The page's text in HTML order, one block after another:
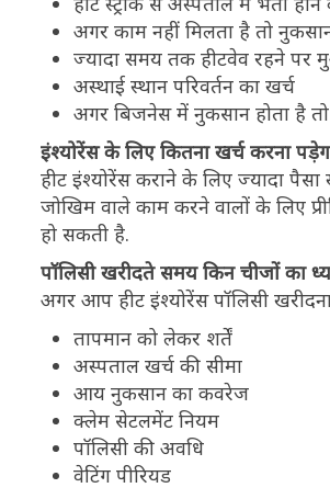
अगर काम नहीं मिलता है तो
ज्यादा समय तक हीटवेव रहने पर
अस्थाई स्थान परिवर्तन का खर्च
अगर बिजनेस में नुकसान होता है
इंश्योरेंस के लिए कितना खर्च करना
हीट इंश्योरेंस कराने के लिए ज्यादा
जोखिम वाले काम करने वालों के लिए
हो सकती है.
पॉलिसी खरीदते समय किन चीजों का
अगर आप हीट इंश्योरेंस पॉलिसी
तापमान को लेकर शर्तें
अस्पताल खर्च की सीमा
आय नुकसान का कवरेज
क्लेम सेटलमेंट नियम
पॉलिसी की अवधि
वेटिंग पीरियड